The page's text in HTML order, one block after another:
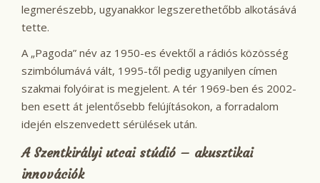
legmerészebb, ugyanakkor legszerethetőbb alkotásává
tette.
A „Pagoda” név az 1950-es évektől a rádiós közösség
szimbólumává vált, 1995-től pedig ugyanilyen címen
szakmai folyóirat is megjelent. A tér 1969-ben és 2002-
ben esett át jelentősebb felújításokon, a forradalom
idején elszenvedett sérülések után.
A Szentkirályi utcai stúdió – akusztikai
innovációk